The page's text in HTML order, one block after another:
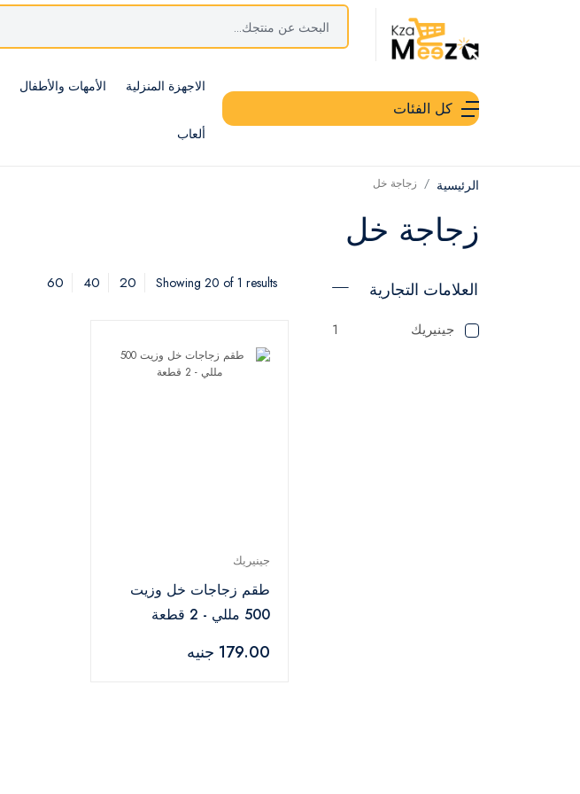
كل الفئات
الاجهزة المنزلية الأمهات والأطفال
ألعاب
الرئيسية زجاجة خل
زجاجة خل
العلامات التجارية
جينيريك 1
Showing 20 of 1 results
20
40
60
جينيريك
طقم زجاجات خل وزيت
500 مللي - 2 قطعة
179.00 جنيه